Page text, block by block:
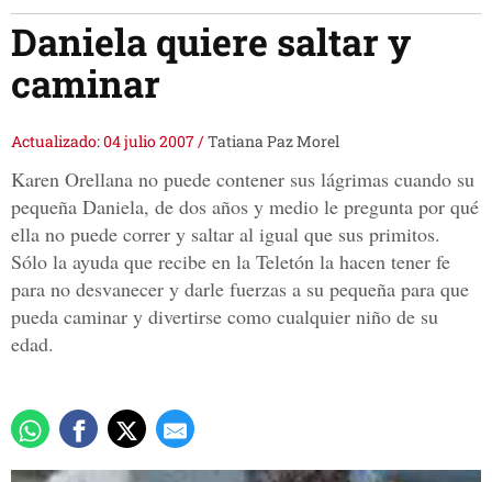
Daniela quiere saltar y
caminar
Actualizado: 04 julio 2007/Tatiana Paz Morel
Karen Orellana no puede contener sus lágrimas cuando su
pequeña Daniela, de dos años y medio le pregunta por qué
ella no puede correr y saltar al igual que sus primitos.
Sólo la ayuda que recibe en la Teletón la hacen tener fe
para no desvanecer y darle fuerzas a su pequeña para que
pueda caminar y divertirse como cualquier niño de su
edad.